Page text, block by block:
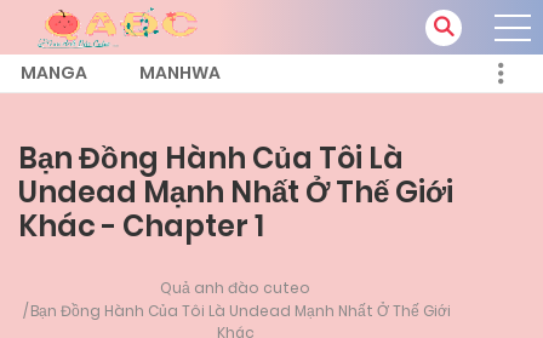
MANGA MANHWA
Bạn Đồng Hành Của Tôi Là
Undead Mạnh Nhất Ở Thế Giới
Khác - Chapter 1
Quả anh đào cuteo
Bạn Đồng Hành Của Tôi Là Undead Mạnh Nhất Ở Thế Giới
Khác